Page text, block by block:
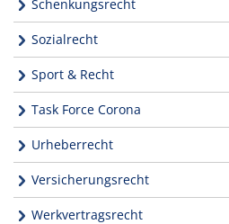
Schenkungsrecht
Sozialrecht
Sport & Recht
Task Force Corona
Urheberrecht
Versicherungsrecht
Werkvertragsrecht